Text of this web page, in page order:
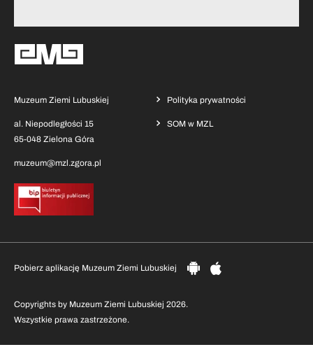
Muzeum Ziemi Lubuskiej
al. Niepodległości 15
65-048 Zielona Góra
muzeum@mzl.zgora.pl
Polityka prywatności
SOM w MZL
Copyrights by Muzeum Ziemi Lubuskiej 2026.
Wszystkie prawa zastrzeżone.
Pobierz aplikację Muzeum Ziemi Lubuskiej